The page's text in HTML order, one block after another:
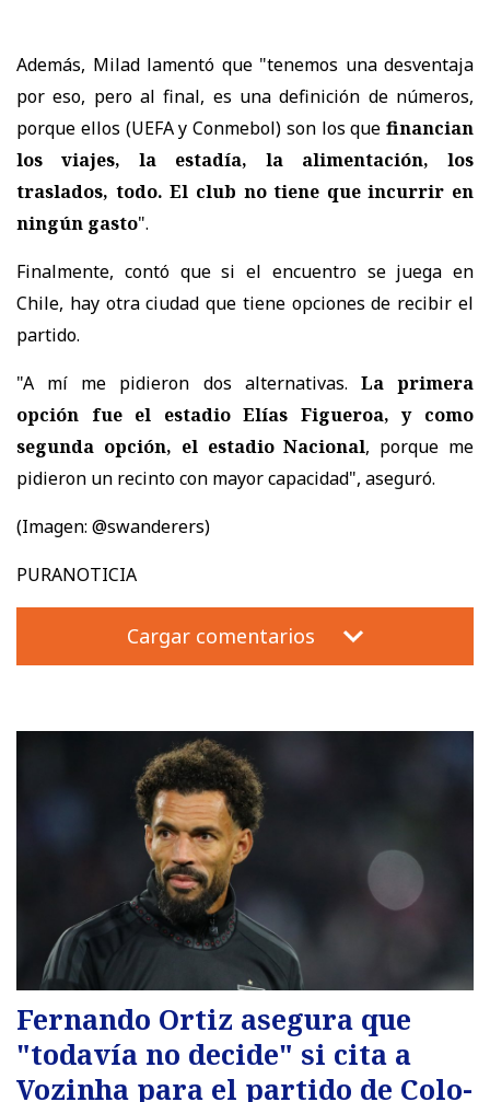
Además, Milad lamentó que "tenemos una desventaja
por eso, pero al final, es una definición de números,
porque ellos (UEFA y Conmebol) son los que financian
los viajes, la estadía, la alimentación, los
traslados, todo. El club no tiene que incurrir en
ningún gasto".
Finalmente, contó que si el encuentro se juega en
Chile, hay otra ciudad que tiene opciones de recibir el
partido.
"A mí me pidieron dos alternativas. La primera
opción fue el estadio Elías Figueroa, y como
segunda opción, el estadio Nacional, porque me
pidieron un recinto con mayor capacidad", aseguró.
(Imagen: @swanderers)
PURANOTICIA
Cargar comentarios
Fernando Ortiz asegura que
"todavía no decide" si cita a
Vozinha para el partido de Colo-